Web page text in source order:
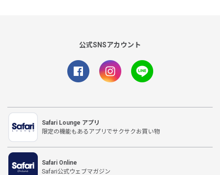
公式SNSアカウント
Safari Lounge アプリ
限定の機能もあるアプリでサクサクお買い物
Safari Online
Safari公式ウェブマガジン